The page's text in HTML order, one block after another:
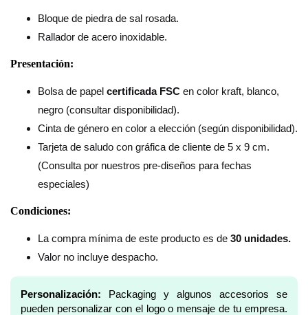
Bloque de piedra de sal rosada.
Rallador de acero inoxidable.
Presentación:
Bolsa de papel certificada FSC en color kraft, blanco,
negro (consultar disponibilidad).
Cinta de género en color a elección (según disponibilidad).
Tarjeta de saludo con gráfica de cliente de 5 x 9 cm.
(Consulta por nuestros pre-diseños para fechas
especiales)
Condiciones:
La compra mínima de este producto es de 30 unidades.
Valor no incluye despacho.
Personalización: Packaging y algunos accesorios se
pueden personalizar con el logo o mensaje de tu empresa.